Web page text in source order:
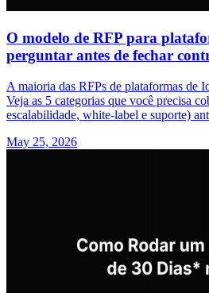
O modelo de RFP para
perguntar antes de fechar
A maioria das RFPs de plataformas de
Veja as 5 categorias que você precisa
escalabilidade, white-label e suporte)
May 25, 2026